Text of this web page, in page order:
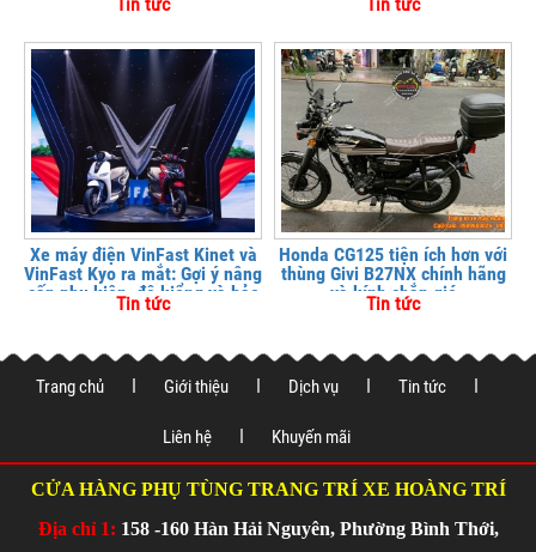
Xe máy điện VinFast Kinet và
VinFast Kyo ra mắt: Gợi ý nâng
cấp phụ kiện, độ kiểng và bảo
vệ xe tại
Tin tức
Honda CG125 tiện ích hơn với
thùng Givi B27NX chính hãng
và kính chắn gió
Tin tức
Trang chủ Giới thiệu Dịch vụ Tin tức
Liên hệ Khuyến mãi
CỬA HÀNG PHỤ TÙNG TRANG TRÍ XE HOÀNG TRÍ
Địa chỉ 1: 158 -160 Hàn Hải Nguyên, Phường Bình Thới,